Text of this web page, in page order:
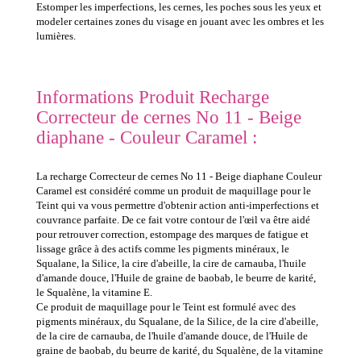
Estomper les imperfections, les cernes, les poches sous les yeux et
modeler certaines zones du visage en jouant avec les ombres et les
lumières.
Informations Produit Recharge
Correcteur de cernes No 11 - Beige
diaphane - Couleur Caramel :
La recharge Correcteur de cernes No 11 - Beige diaphane Couleur
Caramel est considéré comme un produit de maquillage pour le
Teint qui va vous permettre d'obtenir action anti-imperfections et
couvrance parfaite. De ce fait votre contour de l'œil va être aidé
pour retrouver correction, estompage des marques de fatigue et
lissage grâce à des actifs comme les pigments minéraux, le
Squalane, la Silice, la cire d'abeille, la cire de carnauba, l'huile
d'amande douce, l'Huile de graine de baobab, le beurre de karité,
le Squalène, la vitamine E.
Ce produit de maquillage pour le Teint est formulé avec des
pigments minéraux, du Squalane, de la Silice, de la cire d'abeille,
de la cire de carnauba, de l'huile d'amande douce, de l'Huile de
graine de baobab, du beurre de karité, du Squalène, de la vitamine